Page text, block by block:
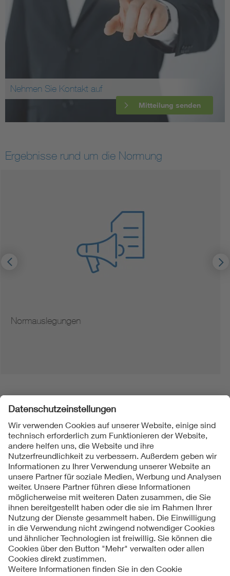
Nehmen Sie Kontakt auf
Mitteilung senden
Ergebnisse rund um die Normung
Hinweise zur Vervielfältigung von Normen
Folgen Sie uns
Kontakt
Impressum
Datenschutzinformationen